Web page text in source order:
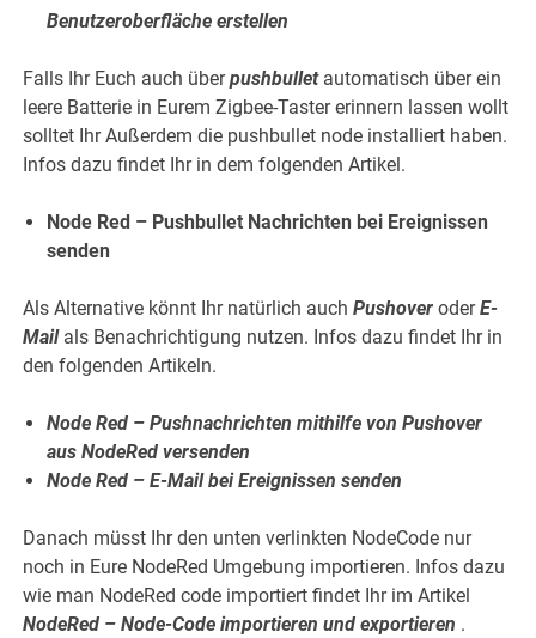
Benutzeroberfläche erstellen
Falls Ihr Euch auch überpushbullet automatisch über ein
leere Batterie in Eurem Zigbee-Taster erinnern lassen wollt
solltet Ihr Außerdem die pushbullet node installiert haben.
Infos dazu findet Ihr in dem folgenden Artikel.
Node Red – Pushbullet Nachrichten bei Ereignissen
senden
Als Alternative könnt Ihr natürlich auchPushoveroderE-
Mailals Benachrichtigung nutzen. Infos dazu findet Ihr in
den folgenden Artikeln.
Node Red – Pushnachrichten mithilfe von Pushover
aus NodeRed versenden
Node Red – E-Mail bei Ereignissen senden
Danach müsst Ihr den unten verlinkten NodeCode nur
noch in Eure NodeRed Umgebung importieren. Infos dazu
wie man NodeRed code importiert findet Ihr im Artikel
NodeRed – Node-Code importieren und exportieren .